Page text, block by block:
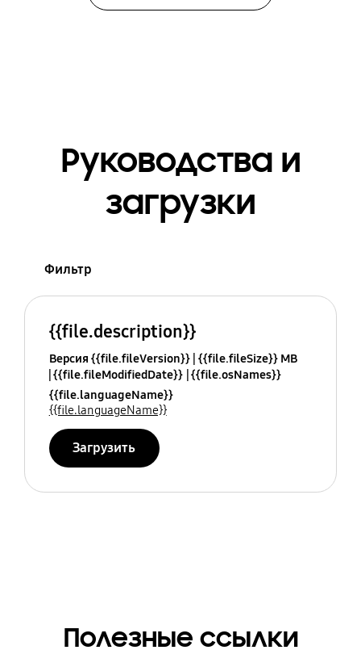
Руководства и
загрузки
Фильтр
{{file.description}}
Версия {{file.fileVersion}} {{file.fileSize}} MB
{{file.fileModifiedDate}} {{file.osNames}}
{{file.languageName}}
{{file.languageName}}
Загрузить
Полезные ссылки